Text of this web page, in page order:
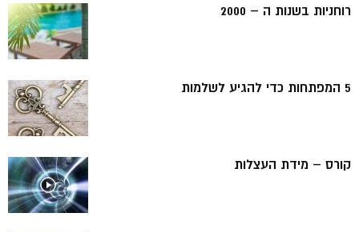
רוחניות בשנות ה – 2000
5 המפתחות כדי להגיע לשלמות
קורס – מידת העצלות